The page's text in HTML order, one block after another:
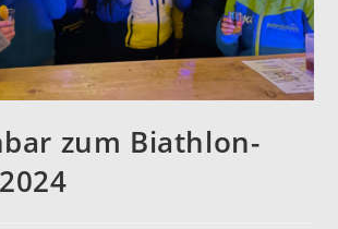
zum Biathlon-